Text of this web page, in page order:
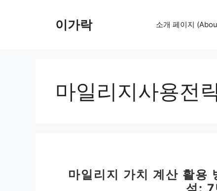
이가락 소개 페이지
마일리지사용전
마일리지 가치 계산 활용